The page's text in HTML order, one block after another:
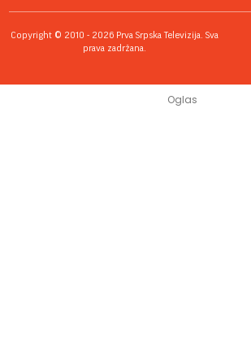
Copyright © 2010 - 2026 Prva Srpska Televizija. Sva
prava zadržana.